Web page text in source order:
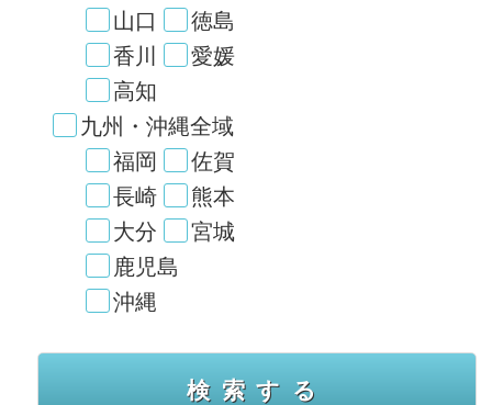
山口
徳島
香川
愛媛
高知
九州・沖縄全域
福岡
佐賀
長崎
熊本
大分
宮城
鹿児島
沖縄